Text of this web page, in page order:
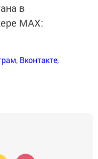
в
MАХ:
, Вконтакте,